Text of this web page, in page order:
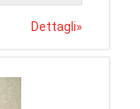
Dettagli»